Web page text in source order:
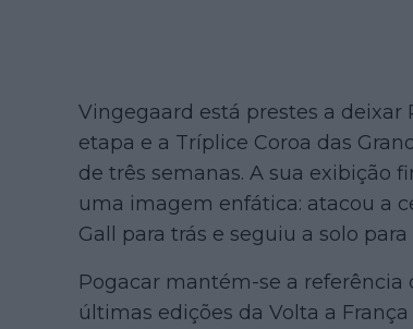
Vingegaard está prestes a deixar
etapa e a Tríplice Coroa das
de três semanas. A sua exibição
uma imagem enfática: atacou a
Gall para trás e seguiu a solo
Pogacar mantém-se a
últimas edições da Volta a